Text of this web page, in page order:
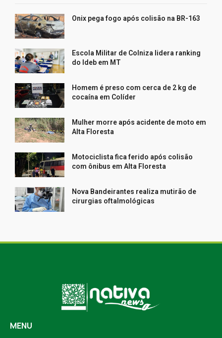
Onix pega fogo após colisão na BR-163
Escola Militar de Colniza lidera ranking
do Ideb em MT
Homem é preso com cerca de 2 kg de
cocaína em Colíder
Mulher morre após acidente de moto em
Alta Floresta
Motociclista fica ferido após colisão
com ônibus em Alta Floresta
Nova Bandeirantes realiza mutirão de
cirurgias oftalmológicas
MENU